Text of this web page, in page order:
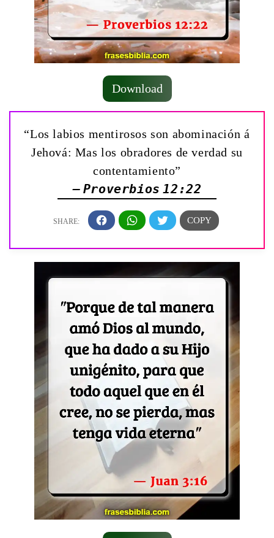
Download
“Los labios mentirosos son abominación á
Jehová: Mas los obradores de verdad su
contentamiento”
— Proverbios 12:22